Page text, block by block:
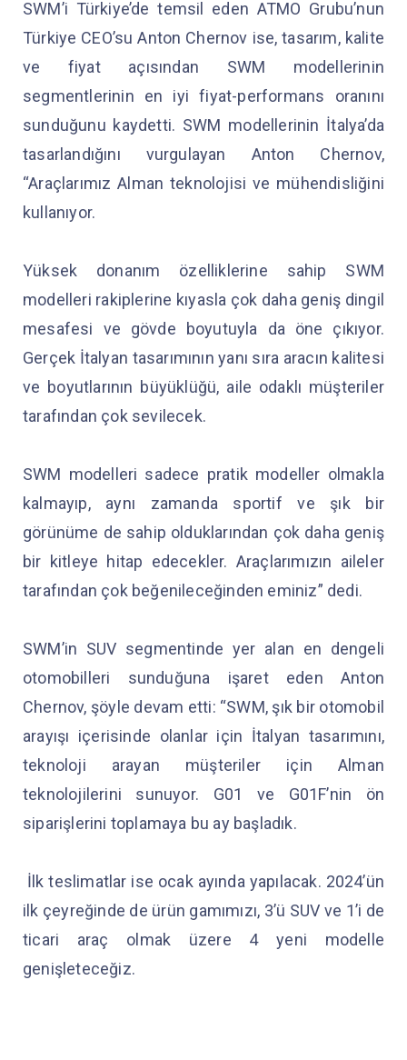
SWM’i Türkiye’de temsil eden ATMO Grubu’nun
Türkiye CEO’su Anton Chernov ise, tasarım, kalite
ve fiyat açısından SWM modellerinin
segmentlerinin en iyi fiyat-performans oranını
sunduğunu kaydetti. SWM modellerinin İtalya’da
tasarlandığını vurgulayan Anton Chernov,
“Araçlarımız Alman teknolojisi ve mühendisliğini
kullanıyor.
Yüksek donanım özelliklerine sahip SWM
modelleri rakiplerine kıyasla çok daha geniş dingil
mesafesi ve gövde boyutuyla da öne çıkıyor.
Gerçek İtalyan tasarımının yanı sıra aracın kalitesi
ve boyutlarının büyüklüğü, aile odaklı müşteriler
tarafından çok sevilecek.
SWM modelleri sadece pratik modeller olmakla
kalmayıp, aynı zamanda sportif ve şık bir
görünüme de sahip olduklarından çok daha geniş
bir kitleye hitap edecekler. Araçlarımızın aileler
tarafından çok beğenileceğinden eminiz” dedi.
SWM’in SUV segmentinde yer alan en dengeli
otomobilleri sunduğuna işaret eden Anton
Chernov, şöyle devam etti: “SWM, şık bir otomobil
arayışı içerisinde olanlar için İtalyan tasarımını,
teknoloji arayan müşteriler için Alman
teknolojilerini sunuyor. G01 ve G01F’nin ön
siparişlerini toplamaya bu ay başladık.
İlk teslimatlar ise ocak ayında yapılacak. 2024’ün
ilk çeyreğinde de ürün gamımızı, 3’ü SUV ve 1’i de
ticari araç olmak üzere 4 yeni modelle
genişleteceğiz.